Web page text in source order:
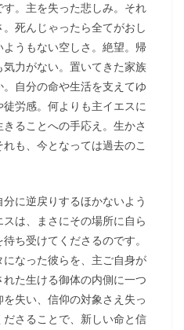
。主を失った悲しみ。それ
死んじゃったら全てがおし
うもない空しさ。絶望。帰
力がない。置いてきた家族
自分の命や生活を支えてゆ
労感。何よりも主イエスに
ることへの手応え。生かさ
も、今となっては過去のこ
に逆戻りするほかないよう
は、まさにその場所に自ら
ち受けてくださるのです。
なった彼らを、主ご自身が
た生ける御体の内側に一つ
失い、信仰の対象さえ失っ
さることで、新しい命と信